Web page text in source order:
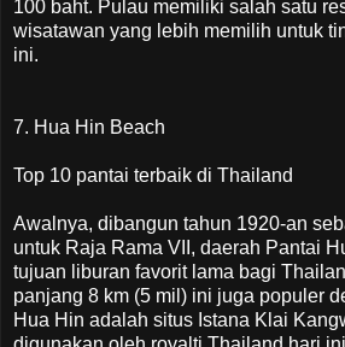
100 baht. Pulau memiliki salah satu
wisatawan yang lebih memilih untuk
ini.
7. Hua Hin Beach
Top 10 pantai terbaik di Thailand
Awalnya, dibangun tahun 1920-an
untuk Raja Rama VII, daerah Pantai
tujuan liburan favorit lama bagi
panjang 8 km (5 mil) ini juga populer
Hua Hin adalah situs Istana Klai